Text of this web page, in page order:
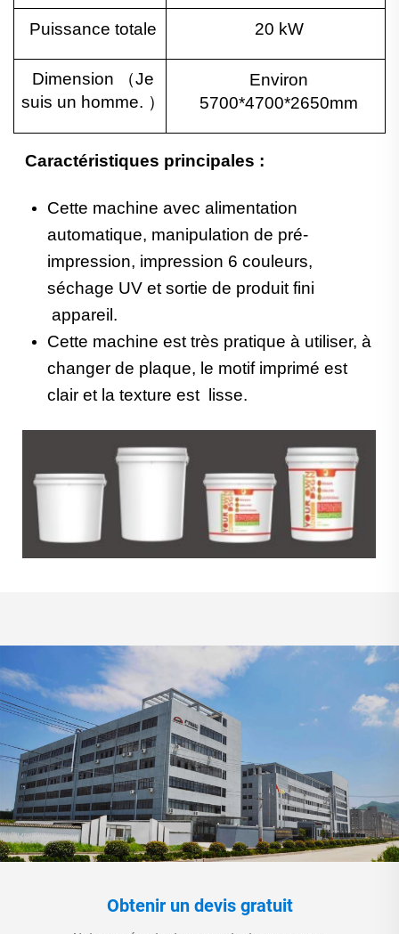
Puissance totale 20 kW
Dimension （Je
suis un homme. ）
Environ
5700*4700*2650mm
Caractéristiques principales :
Cette machine avec alimentation
automatique, manipulation de pré-
impression, impression 6 couleurs,
séchage UV et sortie de produit fini
appareil.
Cette machine est très pratique à utiliser, à
changer de plaque, le motif imprimé est
clair et la texture est
lisse.
Obtenir un devis gratuit